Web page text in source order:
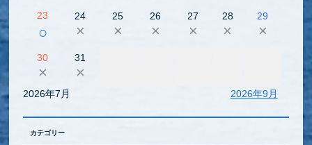
23
○
24
×
25
×
26
×
27
×
28
×
29
×
30
×
31
×
2026年7月 2026年9月
カテゴリー